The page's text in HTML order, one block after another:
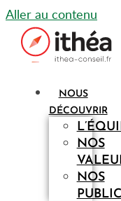
Aller au contenu
NOUS
DÉCOUVRIR
NOS
NOS